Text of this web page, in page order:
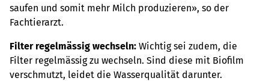
saufen und somit mehr Milch produzieren», so der
Fachtierarzt.
Filter regelmässig wechseln: Wichtig sei zudem, die
Filter regelmässig zu wechseln. Sind diese mit Biofilm
verschmutzt, leidet die Wasserqualität darunter.